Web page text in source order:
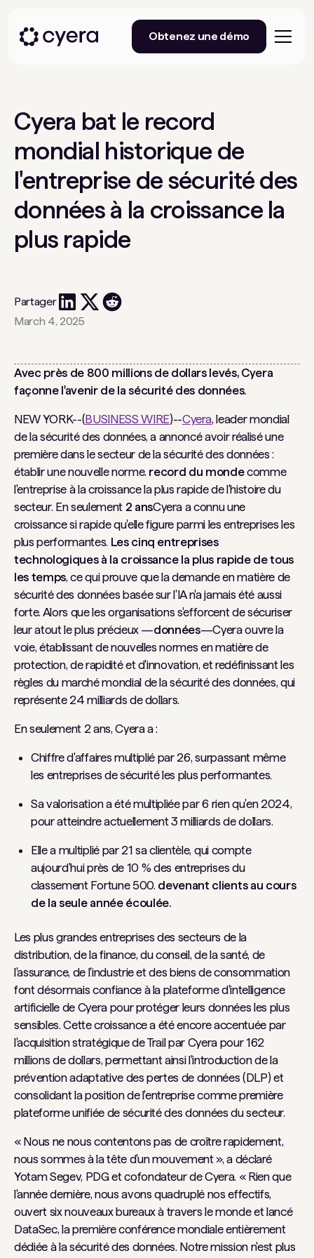
Obtenez une démo
Cyera bat le record
mondial historique de
l'entreprise de sécurité des
données à la croissance la
plus rapide
March 4, 2025
Partager
Avec près de 800 millions de dollars levés, Cyera
façonne l'avenir de la sécurité des données.
NEW YORK--(BUSINESS WIRE)--Cyera, leader mondial
de la sécurité des données, a annoncé avoir réalisé une
première dans le secteur de la sécurité des données :
établir une nouvelle norme. record du mondecomme
l'entreprise à la croissance la plus rapide de l'histoire du
secteur. En seulement 2 ansCyera a connu une
croissance si rapide qu'elle figure parmi les entreprises les
plus performantes. Les cinq entreprises
technologiques à la croissance la plus rapide de tous
les temps, ce qui prouve que la demande en matière de
sécurité des données basée sur l'IA n'a jamais été aussi
forte. Alors que les organisations s'efforcent de sécuriser
leur atout le plus précieux —données—Cyera ouvre la
voie, établissant de nouvelles normes en matière de
protection, de rapidité et d'innovation, et redéfinissant les
règles du marché mondial de la sécurité des données, qui
représente 24 milliards de dollars.
En seulement 2 ans, Cyera a :
Chiffre d'affaires multiplié par 26, surpassant même
les entreprises de sécurité les plus performantes.
Sa valorisation a été multipliée par 6 rien qu'en 2024,
pour atteindre actuellement 3 milliards de dollars.
Elle a multiplié par 21 sa clientèle, qui compte
aujourd'hui près de 10 % des entreprises du
classement Fortune 500. devenant clients au cours
de la seule année écoulée.
Les plus grandes entreprises des secteurs de la
distribution, de la finance, du conseil, de la santé, de
l'assurance, de l'industrie et des biens de consommation
font désormais confiance à la plateforme d'intelligence
artificielle de Cyera pour protéger leurs données les plus
sensibles. Cette croissance a été encore accentuée par
l'acquisition stratégique de Trail par Cyera pour 162
millions de dollars, permettant ainsi l'introduction de la
prévention adaptative des pertes de données (DLP) et
consolidant la position de l'entreprise comme première
plateforme unifiée de sécurité des données du secteur.
« Nous ne nous contentons pas de croître rapidement,
nous sommes à la tête d'un mouvement », a déclaré
Yotam Segev, PDG et cofondateur de Cyera. « Rien que
l'année dernière, nous avons quadruplé nos effectifs,
ouvert six nouveaux bureaux à travers le monde et lancé
DataSec, la première conférence mondiale entièrement
dédiée à la sécurité des données. Notre mission n'est plus